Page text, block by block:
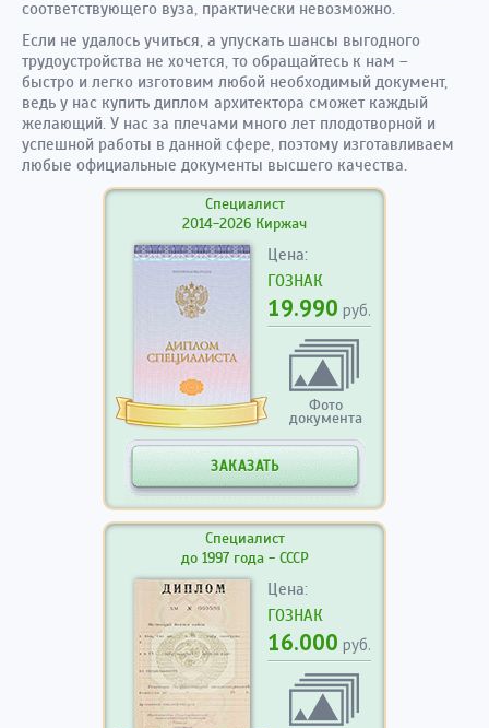
соответствующего вуза, практически невозможно.
Если не удалось учиться, а упускать шансы выгодного
трудоустройства не хочется, то обращайтесь к нам –
быстро и легко изготовим любой необходимый документ,
ведь у нас купить диплом архитектора сможет каждый
желающий. У нас за плечами много лет плодотворной и
успешной работы в данной сфере, поэтому изготавливаем
любые официальные документы высшего качества.
Специалист
2014-2026 Киржач
Цена:
ГОЗНАК
19.990 руб.
Фото
документа
ЗАКАЗАТЬ
Специалист
до 1997 года - СССР
Цена:
ГОЗНАК
16.000 руб.